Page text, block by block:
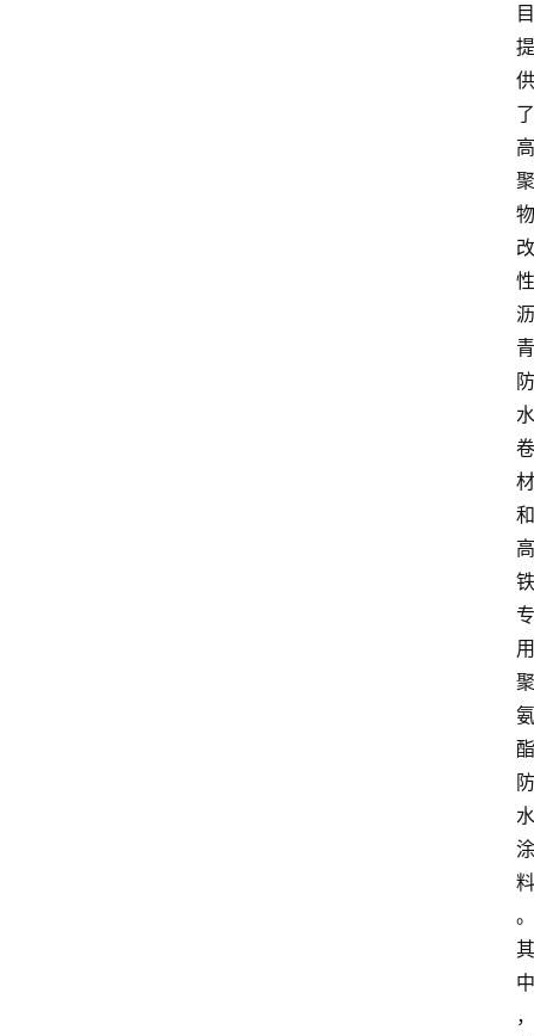
目
提
供
了
高
聚
物
改
性
沥
青
防
水
卷
材
和
高
铁
专
用
聚
氨
酯
防
水
涂
料
。
其
中
，